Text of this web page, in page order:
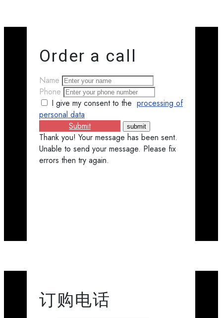
Order a call
Name
Phone
I give my consent to the processing of
personal data
Submit
Thank you! Your message has been sent.
Unable to send your message. Please fix
errors then try again.
订购​​电话